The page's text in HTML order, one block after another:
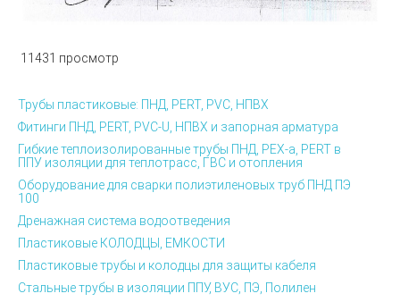
11431 просмотр
Трубы пластиковые: ПНД, PERT, PVC, НПВХ
Фитинги ПНД, PERT, PVC-U, НПВХ и запорная арматура
Гибкие теплоизолированные трубы ПНД, PEX-а, PERT в
ППУ изоляции для теплотрасс, ГВС и отопления
Оборудование для сварки полиэтиленовых труб ПНД ПЭ
100
Дренажная система водоотведения
Пластиковые КОЛОДЦЫ, ЕМКОСТИ
Пластиковые трубы и колодцы для защиты кабеля
Стальные трубы в изоляции ППУ, ВУС, ПЭ, Полилен